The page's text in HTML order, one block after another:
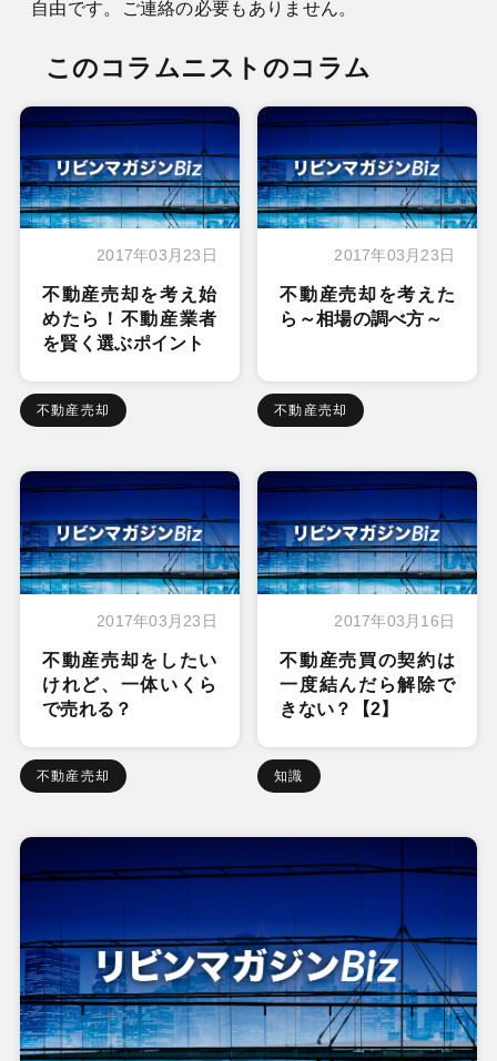
自由です。ご連絡の必要もありません。
このコラムニストのコラム
2017年03月23日
不動産売却を考え始
めたら！不動産業者
を賢く選ぶポイント
不動産売却
2017年03月23日
不動産売却を考えた
ら～相場の調べ方～
不動産売却
2017年03月23日
不動産売却をしたい
けれど、一体いくら
で売れる？
不動産売却
2017年03月16日
不動産売買の契約は
一度結んだら解除で
きない？【2】
知識